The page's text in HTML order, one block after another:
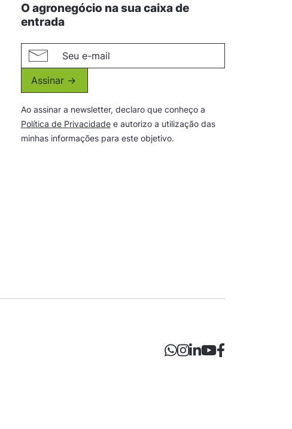
O agronegócio na sua caixa de
entrada
Assinar ->
Ao assinar a newsletter, declaro que conheço a
Política de Privacidadee autorizo a utilização das
minhas informações para este objetivo.